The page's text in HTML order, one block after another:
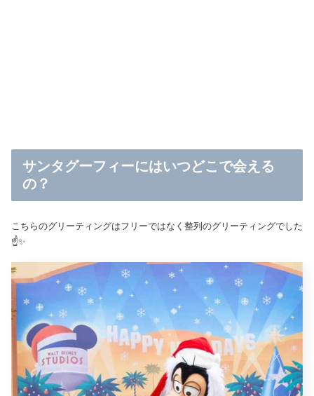
サンタグーフィーにはいつどこで会える
の？
こちらのグリーティングはフリーではなく整列のグリーティングでした
☝️✨